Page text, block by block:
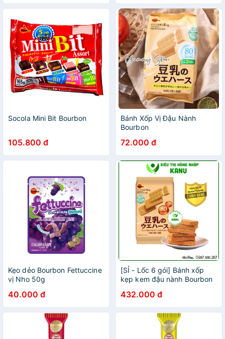
Socola Mini Bit Bourbon
105.800 đ
Bánh Xốp Vị Đậu Nành
Bourbon
72.000 đ
Kẹo dẻo Bourbon Fettuccine
vị Nho 50g
40.000 đ
[SỈ - Lốc 6 gói] Bánh xốp
kẹp kem đậu nành Bourbon
432.000 đ